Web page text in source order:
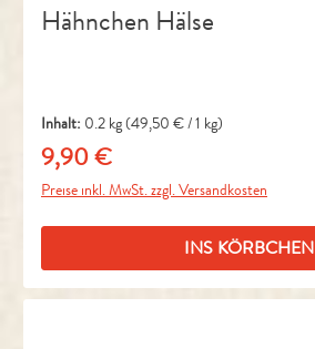
Hähnchen Hälse
Inhalt: 0.2 kg(49,50 € / 1 kg)
Regulärer Preis:
9,90 €
Preise inkl. MwSt. zzgl. Versandkosten
INS KÖRBCHEN